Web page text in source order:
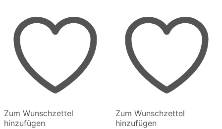
Zum Wunschzettel
hinzufügen
Zum Wunschzettel
hinzufügen